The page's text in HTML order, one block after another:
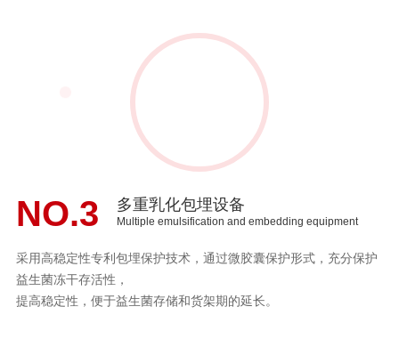
NO.3 多重乳化包埋设备
Multiple emulsification and embedding equipment
采用高稳定性专利包埋保护技术，通过微胶囊保护形式，充分保护
益生菌冻干存活性，
提高稳定性，便于益生菌存储和货架期的延长。